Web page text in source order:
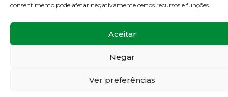
consentimento pode afetar negativamente certos recursos e funções.
Aceitar
Negar
Ver preferências